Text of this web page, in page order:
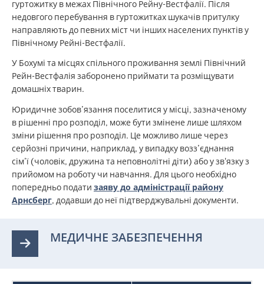
гуртожитку в межах Північного Рейну-Вестфалії. Після
недовгого перебування в гуртожитках шукачів притулку
направляють до певних міст чи інших населених пунктів у
Північному Рейні-Вестфалії.
У Бохумі та місцях спільного проживання землі Північний
Рейн-Вестфалія заборонено приймати та розміщувати
домашніх тварин.
Юридичне зобов’язання поселитися у місці, зазначеному
в рішенні про розподіл, може бути змінене лише шляхом
зміни рішення про розподіл. Це можливо лише через
серйозні причини, наприклад, у випадку возз’єднання
сім’ї (чоловік, дружина та неповнолітні діти) або у зв'язку з
прийомом на роботу чи навчання. Для цього необхідно
попередньо подати заяву до адміністрації району
Арнсберг, додавши до неї підтверджувальні документи.
МЕДИЧНЕ ЗАБЕЗПЕЧЕННЯ